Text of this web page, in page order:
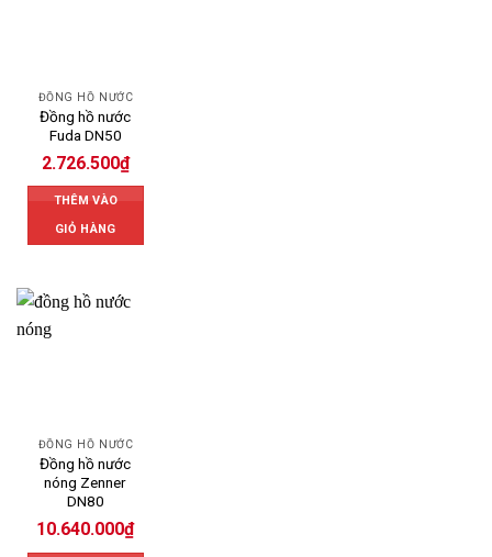
ĐỒNG HỒ NƯỚC
Đồng hồ nước
Fuda DN50
2.726.500₫
THÊM VÀO
GIỎ HÀNG
ĐỒNG HỒ NƯỚC
Đồng hồ nước
nóng Zenner
DN80
10.640.000₫